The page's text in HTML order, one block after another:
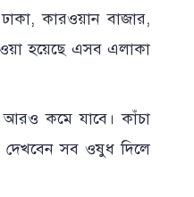
কারওয়ান বাজার,
হয়েছে এসব এলাকা
কমে যাবে। কাঁচা
দেখবেন সব ওষুধ দিলে